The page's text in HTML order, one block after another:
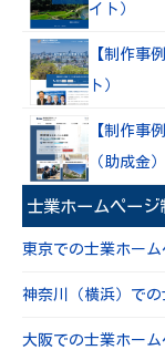
イト）
【制作事
ト）
【制作事
（助成金）
士業ホームページ
東京での士業ホー
神奈川（横浜）で
大阪での士業ホー